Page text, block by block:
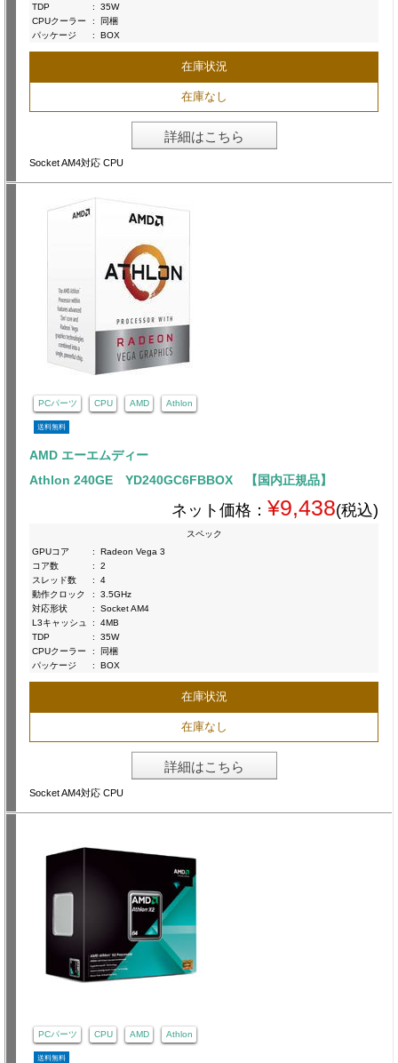
TDP
:
35W
CPUクーラー
:
同梱
パッケージ
: BOX
在庫状況
在庫なし
詳細はこちら
Socket AM4対応 CPU
PCパーツ CPU AMD Athlon
送料無料
AMD エーエムディー
Athlon 240GE YD240GC6FBBOX 【国内正規品】
ネット価格： ¥9,438(税込)
スペック
GPUコア
:
Radeon Vega 3
コア数
:
2
スレッド数
:
4
動作クロック
:
3.5GHz
対応形状
:
Socket AM4
L3キャッシュ
:
4MB
TDP
:
35W
CPUクーラー
:
同梱
パッケージ
: BOX
在庫状況
在庫なし
詳細はこちら
Socket AM4対応 CPU
PCパーツ CPU AMD Athlon
送料無料